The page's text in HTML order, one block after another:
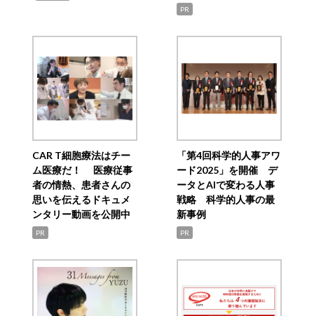
PR
CAR T細胞療法はチー
ム医療だ！ 医療従事
者の情熱、患者さんの
思いを伝えるドキュメ
ンタリー動画を公開中
PR
「第4回科学的人事アワ
ード2025」を開催 デ
ータとAIで変わる人事
戦略 科学的人事の最
新事例
PR